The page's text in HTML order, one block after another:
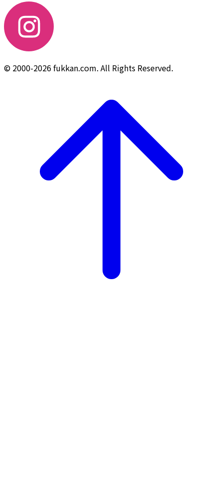
© 2000-2026 fukkan.com. All Rights Reserved.